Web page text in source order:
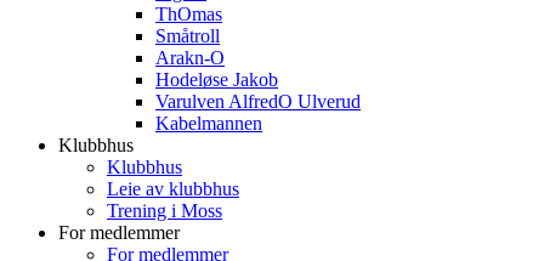
ThOmas
Småtroll
Arakn-O
Hodeløse Jakob
Varulven AlfredO Ulverud
Kabelmannen
Klubbhus
Klubbhus
Leie av klubbhus
Trening i Moss
For medlemmer
For medlemmer